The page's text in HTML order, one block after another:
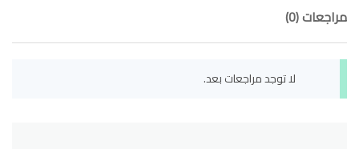
مراجعات (0)
لا توجد مراجعات بعد.